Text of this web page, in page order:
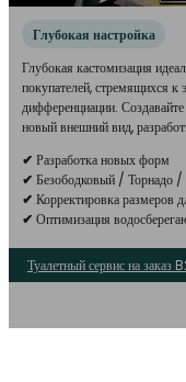
Глубокая настройка
Глубокая кастомизация
покупателей, стремящихся
дифференциации.
новый внешний вид,
✔ Разработка новых форм
✔ Безободковый / Торнадо
✔ Корректировка размеров
✔ Оптимизация
Туалетный сервис на заказ